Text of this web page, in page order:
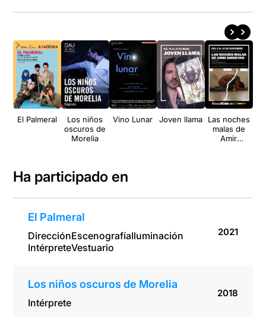
El Palmeral
Los niños
oscuros de
Morelia
Vino Lunar Joven llama
Las noches
malas de
Amir
Ha participado en
El Palmeral
DirecciónEscenografíaIluminación
IntérpreteVestuario
2021
Los niños oscuros de Morelia
Intérprete
2018